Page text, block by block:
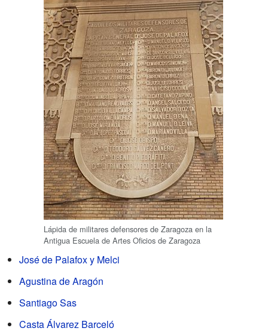
Lápida de militares defensores de Zaragoza en la
Antigua Escuela de Artes Oficios de Zaragoza
José de Palafox y Melci
Agustina de Aragón
Santiago Sas
Casta Álvarez Barceló